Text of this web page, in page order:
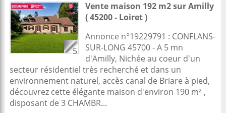
5
Vente maison 192 m2surAmilly
( 45200 - Loiret )
Annonce n°19229791 : CONFLANS-
SUR-LONG 45700 - A 5 mn
d'Amilly, Nichée au coeur d'un
secteur résidentiel très recherché et dans un
environnement naturel, accès canal de Briare à pied,
découvrez cette élégante maison d'environ 190 m² ,
disposant de 3 CHAMBR...